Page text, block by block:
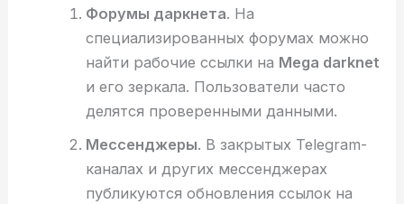
Форумы даркнета. На
специализированных форумах можно
найти рабочие ссылки на Mega darknet
и его зеркала. Пользователи часто
делятся проверенными данными.
Мессенджеры. В закрытых Telegram-
каналах и других мессенджерах
публикуются обновления ссылок на